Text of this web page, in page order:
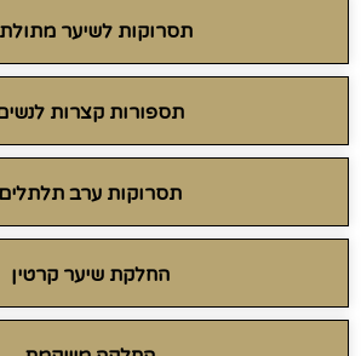
תסרוקות לשיער
תספורות קצרות
תסרוקות ערב תלתלים
החלקת שיער קרטין